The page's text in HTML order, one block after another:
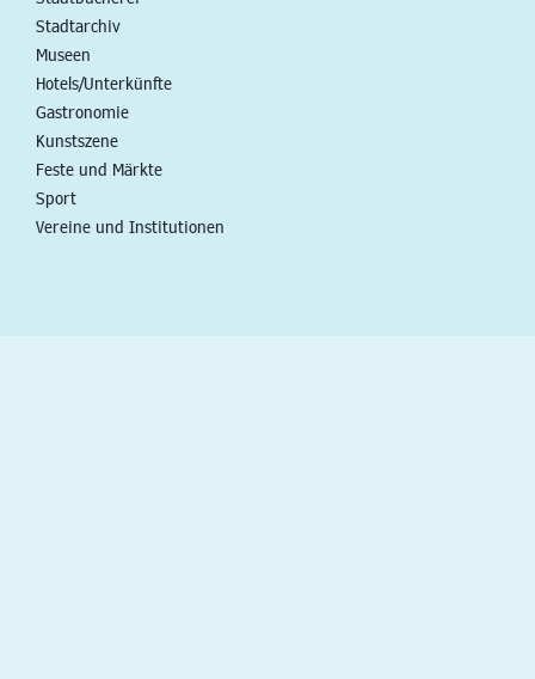
Stadtarchiv
Museen
Hotels/Unterkünfte
Gastronomie
Kunstszene
Feste und Märkte
Sport
Vereine und Institutionen